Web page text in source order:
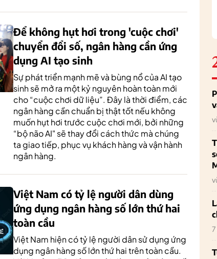
Để không hụt hơi trong 'cuộc chơi'
chuyển đổi số, ngân hàng cần ứng
dụng AI tạo sinh
Sự phát triển mạnh mẽ và bùng nổ của AI tạo
sinh sẽ mở ra một kỷ nguyên hoàn toàn mới
cho “cuộc chơi dữ liệu”. Đây là thời điểm, các
ngân hàng cần chuẩn bị thật tốt nếu không
muốn hụt hơi trước cuộc chơi mới, bởi những
“bộ não AI" sẽ thay đổi cách thức mà chúng
ta giao tiếp, phục vụ khách hàng và vận hành
ngân hàng.
Việt Nam có tỷ lệ người dân dùng
ứng dụng ngân hàng số lớn thứ hai
toàn cầu
Việt Nam hiện có tỷ lệ người dân sử dụng ứng
dụng ngân hàng số lớn thứ hai trên toàn cầu.